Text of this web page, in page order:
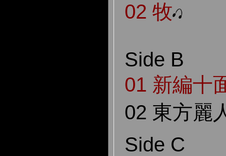
02 牧
Side B
01 新編十
02 東方麗
Side C